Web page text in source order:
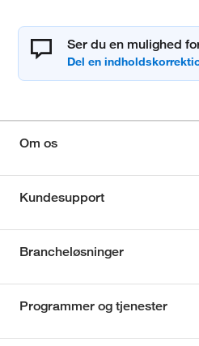
Ser du en mulighed
Om os
Kundesupport
Brancheløsninger
Programmer og tjenester